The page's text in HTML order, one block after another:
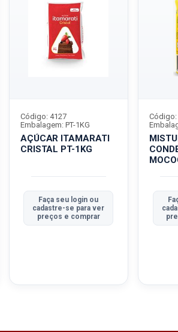
AÇÚCAR ITAMARATI
CRISTAL PT-1KG
Código: 4127
Embalagem: PT-1KG
Faça seu login ou
cadastre-se para ver
preços e comprar
Código: